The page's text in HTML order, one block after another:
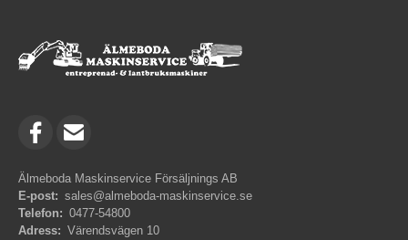
Älmeboda Maskinservice Försäljnings AB
E-post: sales@almeboda-maskinservice.se
Telefon: 0477-54800
Adress: Värendsvägen 10